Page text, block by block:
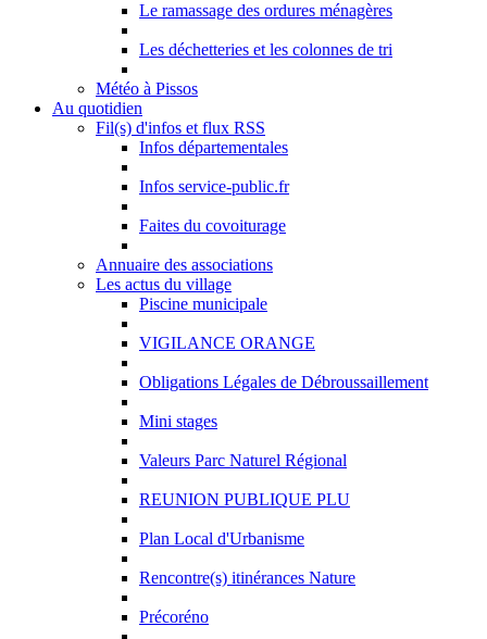
Le ramassage des ordures ménagères
Les déchetteries et les colonnes de tri
Météo à Pissos
Au quotidien
Fil(s) d'infos et flux RSS
Infos départementales
Infos service-public.fr
Faites du covoiturage
Annuaire des associations
Les actus du village
Piscine municipale
VIGILANCE ORANGE
Obligations Légales de Débroussaillement
Mini stages
Valeurs Parc Naturel Régional
REUNION PUBLIQUE PLU
Plan Local d'Urbanisme
Rencontre(s) itinérances Nature
Précoréno